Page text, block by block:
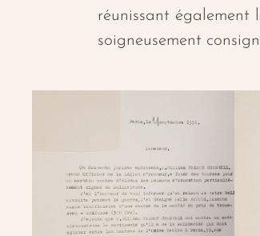
réunissant également
soigneusement